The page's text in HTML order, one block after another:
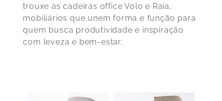
trouxe as cadeiras office Volo e Raia,
mobiliários que unem forma e função para
quem busca produtividade e inspiração
com leveza e bem-estar.